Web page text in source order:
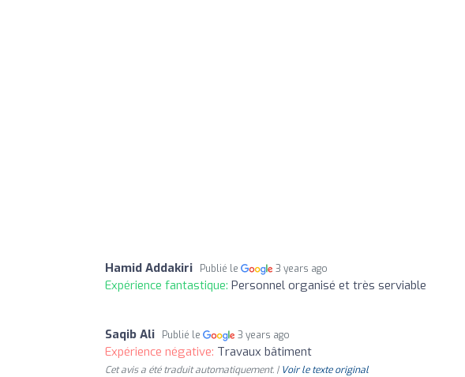
Hamid Addakiri Publié le 3 years ago
Expérience fantastique: Personnel organisé et très serviable
Saqib Ali Publié le 3 years ago
Expérience négative: Travaux bâtiment
Cet avis a été traduit automatiquement. | Voir le texte original